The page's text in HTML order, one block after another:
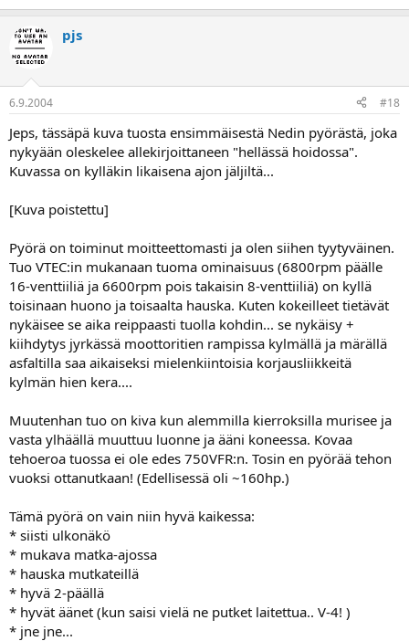
pjs
6.9.2004 #18
Jeps, tässäpä kuva tuosta ensimmäisestä Nedin pyörästä, joka
nykyään oleskelee allekirjoittaneen "hellässä hoidossa".
Kuvassa on kylläkin likaisena ajon jäljiltä...
[Kuva poistettu]
Pyörä on toiminut moitteettomasti ja olen siihen tyytyväinen.
Tuo VTEC:in mukanaan tuoma ominaisuus (6800rpm päälle
16-venttiiliä ja 6600rpm pois takaisin 8-venttiiliä) on kyllä
toisinaan huono ja toisaalta hauska. Kuten kokeilleet tietävät
nykäisee se aika reippaasti tuolla kohdin... se nykäisy +
kiihdytys jyrkässä moottoritien rampissa kylmällä ja märällä
asfaltilla saa aikaiseksi mielenkiintoisia korjausliikkeitä
kylmän hien kera....
Muutenhan tuo on kiva kun alemmilla kierroksilla murisee ja
vasta ylhäällä muuttuu luonne ja ääni koneessa. Kovaa
tehoeroa tuossa ei ole edes 750VFR:n. Tosin en pyörää tehon
vuoksi ottanutkaan! (Edellisessä oli ~160hp.)
Tämä pyörä on vain niin hyvä kaikessa:
* siisti ulkonäkö
* mukava matka-ajossa
* hauska mutkateillä
* hyvä 2-päällä
* hyvät äänet (kun saisi vielä ne putket laitettua.. V-4! )
* jne jne...